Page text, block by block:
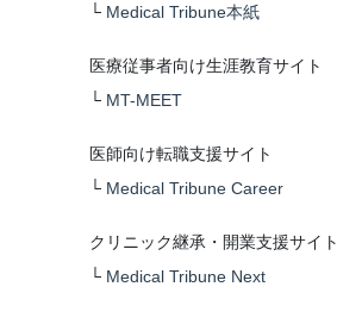
└ Medical Tribune本紙
医療従事者向け生涯教育サイト
└ MT-MEET
医師向け転職支援サイト
└ Medical Tribune Career
クリニック継承・開業支援サイト
└ Medical Tribune Next